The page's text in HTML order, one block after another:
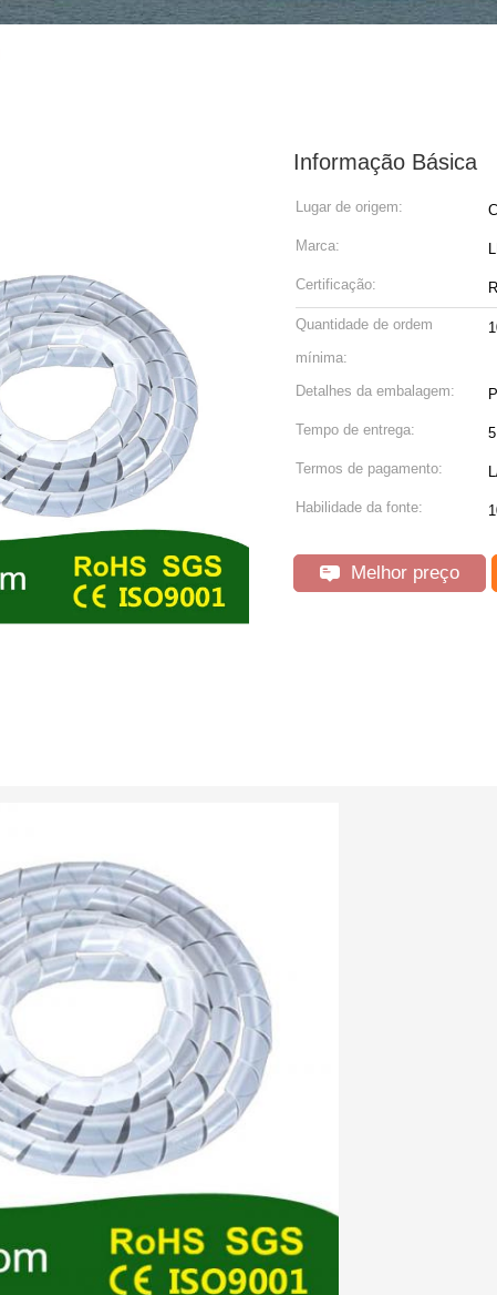
Informação Básica
Lugar de origem:
Marca:
Certificação:
Quantidade de ordem
mínima:
Detalhes da embalagem:
Tempo de entrega:
Termos de pagamento:
Habilidade da fonte:
Melhor preço